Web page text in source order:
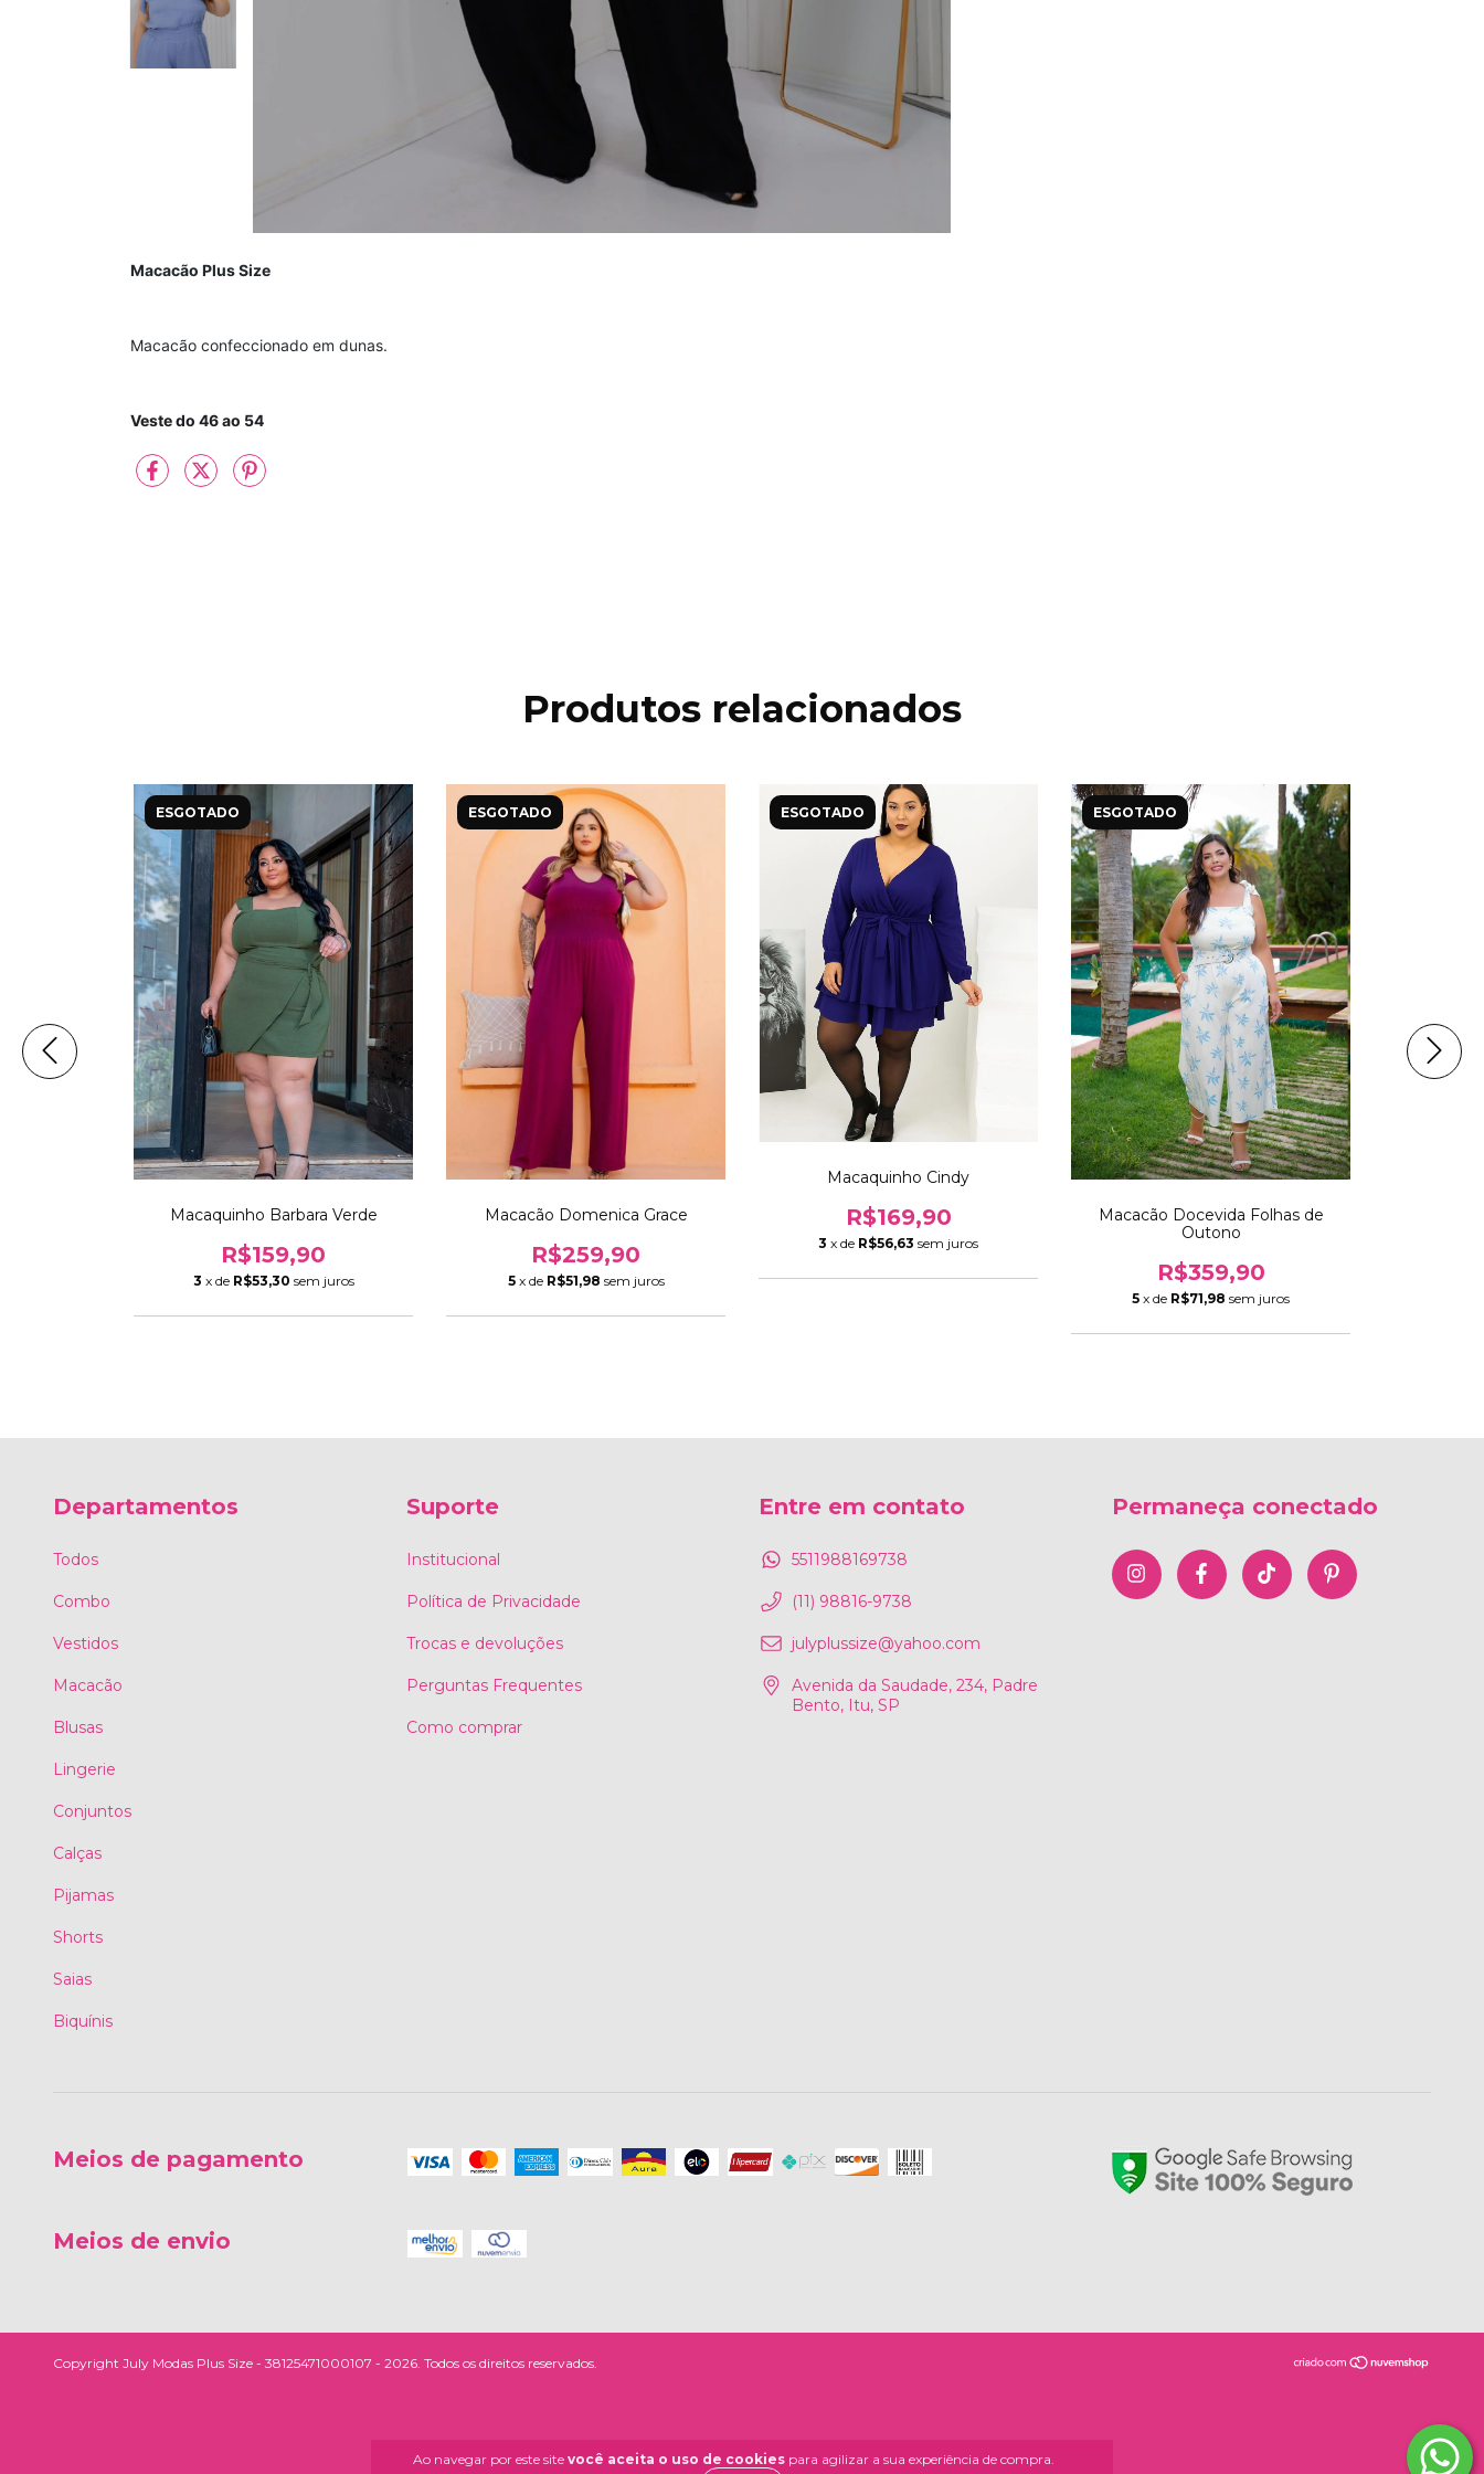
Ao navegar por este site você aceita o uso de cookiespara agilizar a sua experiência de compra.
Macacão Plus Size
Macacão confeccionado em dunas.
Veste do 46 ao 54
Produtos relacionados
ESGOTADO
Macaquinho Barbara Verde
R$159,90
3 x de R$53,30 sem juros
ESGOTADO
Macacão Domenica Grace
R$259,90
5 x de R$51,98 sem juros
ESGOTADO
Macaquinho Cindy
R$169,90
3 x de R$56,63 sem juros
ESGOTADO
Macacão Docevida Folhas de
Outono
R$359,90
5 x de R$71,98 sem juros
Departamentos
Todos
Combo
Vestidos
Macacão
Blusas
Lingerie
Conjuntos
Calças
Pijamas
Shorts
Saias
Biquínis
Suporte
Institucional
Política de Privacidade
Trocas e devoluções
Perguntas Frequentes
Como comprar
Entre em contato
5511988169738
(11) 98816-9738
julyplussize@yahoo.com
Avenida da Saudade, 234, Padre
Bento, Itu, SP
Permaneça conectado
Meios de pagamento
Meios de envio
Copyright July Modas Plus Size - 38125471000107 - 2026. Todos os direitos reservados.